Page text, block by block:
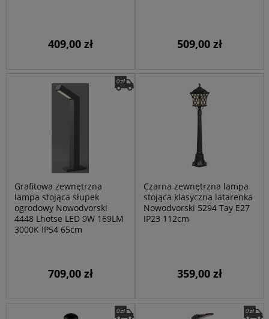
409,00 zł 509,00 zł
Grafitowa zewnętrzna
lampa stojąca słupek
ogrodowy Nowodvorski
4448 Lhotse LED 9W 169LM
3000K IP54 65cm
709,00 zł
Czarna zewnętrzna lampa
stojąca klasyczna latarenka
Nowodvorski 5294 Tay E27
IP23 112cm
359,00 zł